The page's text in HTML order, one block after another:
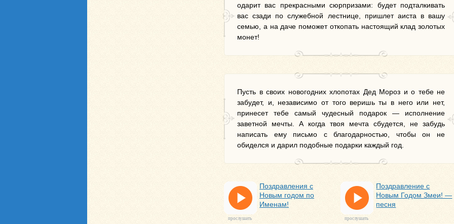
одарит вас прекрасными сюрпризами: будет подталкивать
вас сзади по служебной лестнице, пришлет аиста в вашу
семью, а на даче поможет откопать настоящий клад золотых
монет!
Пусть в своих новогодних хлопотах Дед Мороз и о тебе не
забудет, и, независимо от того веришь ты в него или нет,
принесет тебе самый чудесный подарок — исполнение
заветной мечты. А когда твоя мечта сбудется, не забудь
написать ему письмо с благодарностью, чтобы он не
обиделся и дарил подобные подарки каждый год.
Поздравления с
Новым годом по
Именам!
прослушать
Поздравление с
Новым Годом Змеи! —
песня
прослушать